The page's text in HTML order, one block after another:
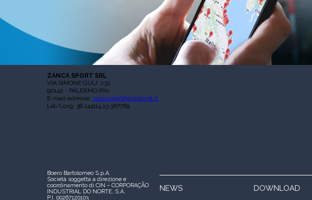
ZANCA SPORT SRL
VIA SIMONE GULI' 232
90142 - PALERMO (PA)
E-mail-adresse: zancasport@tiscalinet.it
Lat/Long: 38.144114,13.367769
Boero Bartolomeo S.p.A.
Società soggetta a direzione e
coordinamento di CIN – CORPORAÇÃO
INDUSTRIAL DO NORTE, S.A.
P.I. 00267120103
NEWS DOWNLOAD